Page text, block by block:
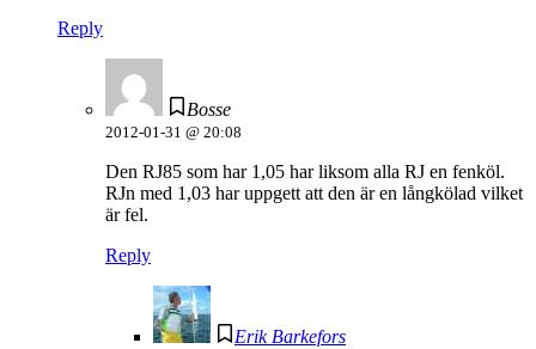
Reply
Bosse
2012-01-31 @ 20:08
Den RJ85 som har 1,05 har liksom alla RJ en fenköl.
RJn med 1,03 har uppgett att den är en långkölad vilket
är fel.
Reply
Erik Barkefors